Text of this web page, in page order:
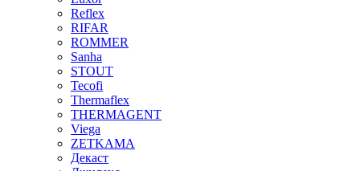
Reflex
RIFAR
ROMMER
Sanha
STOUT
Tecofi
Thermaflex
THERMAGENT
Viega
ZETKAMA
Декаст